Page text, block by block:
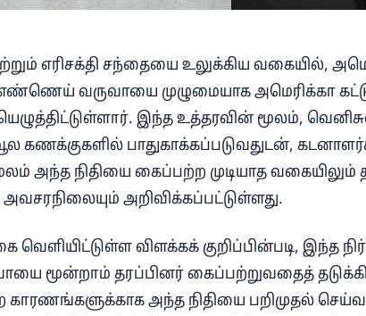
எரிசக்தி சந்தையை உலுக்கிய வகையில்,
வருவாயை முழுமையாக அமெரிக்கா
இந்த உத்தரவின் மூலம்,
கணக்குகளில் பாதுகாக்கப்படுவதுடன்,
அந்த நிதியை கைப்பற்ற முடியாத வகையிலும்
அறிவிக்கப்பட்டுள்ளது.
விளக்கக் குறிப்பின்படி, இந்த
மூன்றாம் தரப்பினர் கைப்பற்றுவதைத்
அந்த நிதியை பறிமுதல்